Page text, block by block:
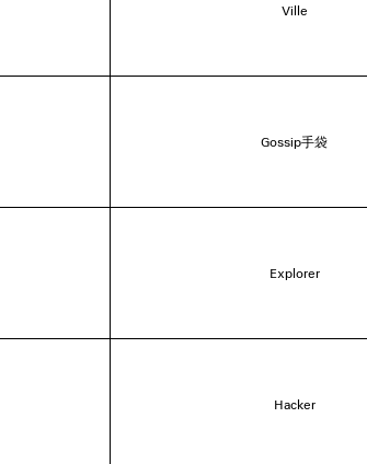
Ville
Gossip手袋
Explorer
Hacker